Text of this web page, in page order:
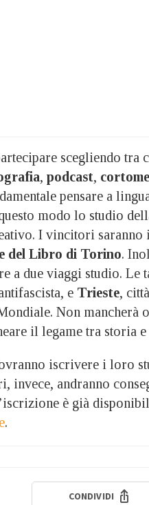
scegliendo tra
, podcast,
pensare a
modo lo studio
I vincitori saranno
del Libro di Torino.
a due viaggi studio. Le
e Trieste,
Non mancherà
il legame tra storia
iscrivere i loro
invece, andranno
è già
.
CONDIVIDI